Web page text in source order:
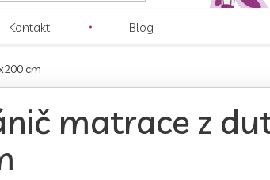
Kontakt Blog
cm
matrace z